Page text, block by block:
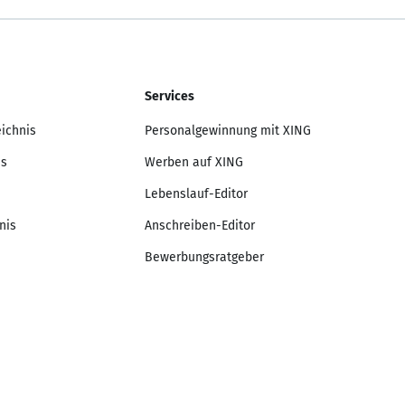
Services
Personalgewinnung mit XING
Werben auf XING
Lebenslauf-Editor
Anschreiben-Editor
Bewerbungsratgeber